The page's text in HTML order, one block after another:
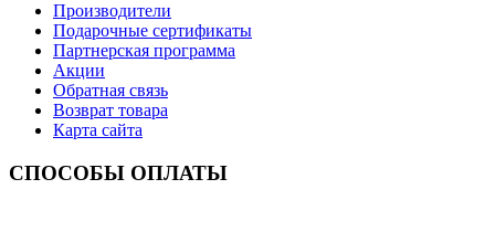
Производители
Подарочные сертификаты
Партнерская программа
Акции
Обратная связь
Возврат товара
Карта сайта
СПОСОБЫ ОПЛАТЫ